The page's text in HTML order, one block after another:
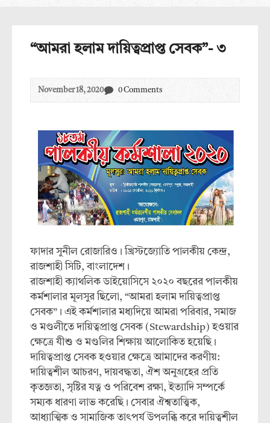
“আমরা হলাম দায়িত্বপ্রাপ্ত সেবক”- ৩
November 18, 2020 0 Comments
ফাদার সুনীল রোজারিও। খ্রিস্টজ্যোতি পালকীয় কেন্দ্র,
রাজশাহী সিটি, বাংলাদেশ।
রাজশাহী ক্যাথলিক ডাইয়োসিসে ২০২০ বছরের পালকীয়
কর্মশালার মূলসুর ছিলো, “আমরা হলাম দায়িত্বপ্রাপ্ত
সেবক”। এই কর্মশালার মধ্যদিয়ে আমরা পরিবার, সমাজ
ও মণ্ডলীতে দায়িত্বপ্রাপ্ত সেবক (Stewardship) হওয়ার
ক্ষেত্রে যীশু ও মণ্ডলির শিক্ষায় আলোকিত হয়েছি।
দায়িত্বপ্রাপ্ত সেবক হওয়ার ক্ষেত্রে আমাদের করণীয়:
দায়িত্বশীল আচরণ, দায়বদ্ধতা, ঐশ অনুগ্রহের প্রতি
কৃতজ্ঞতা, সৃষ্টির যত্ন ও পরিবেশ রক্ষা, ইত্যাদি সম্পর্কে
সম্যক ধারণা লাভ করেছি। সেবার ঐশ্বতাত্ত্বিক,
আধ্যাত্মিক ও সামাজিক তাৎপর্য উপলব্ধি করে দায়িত্বশীল